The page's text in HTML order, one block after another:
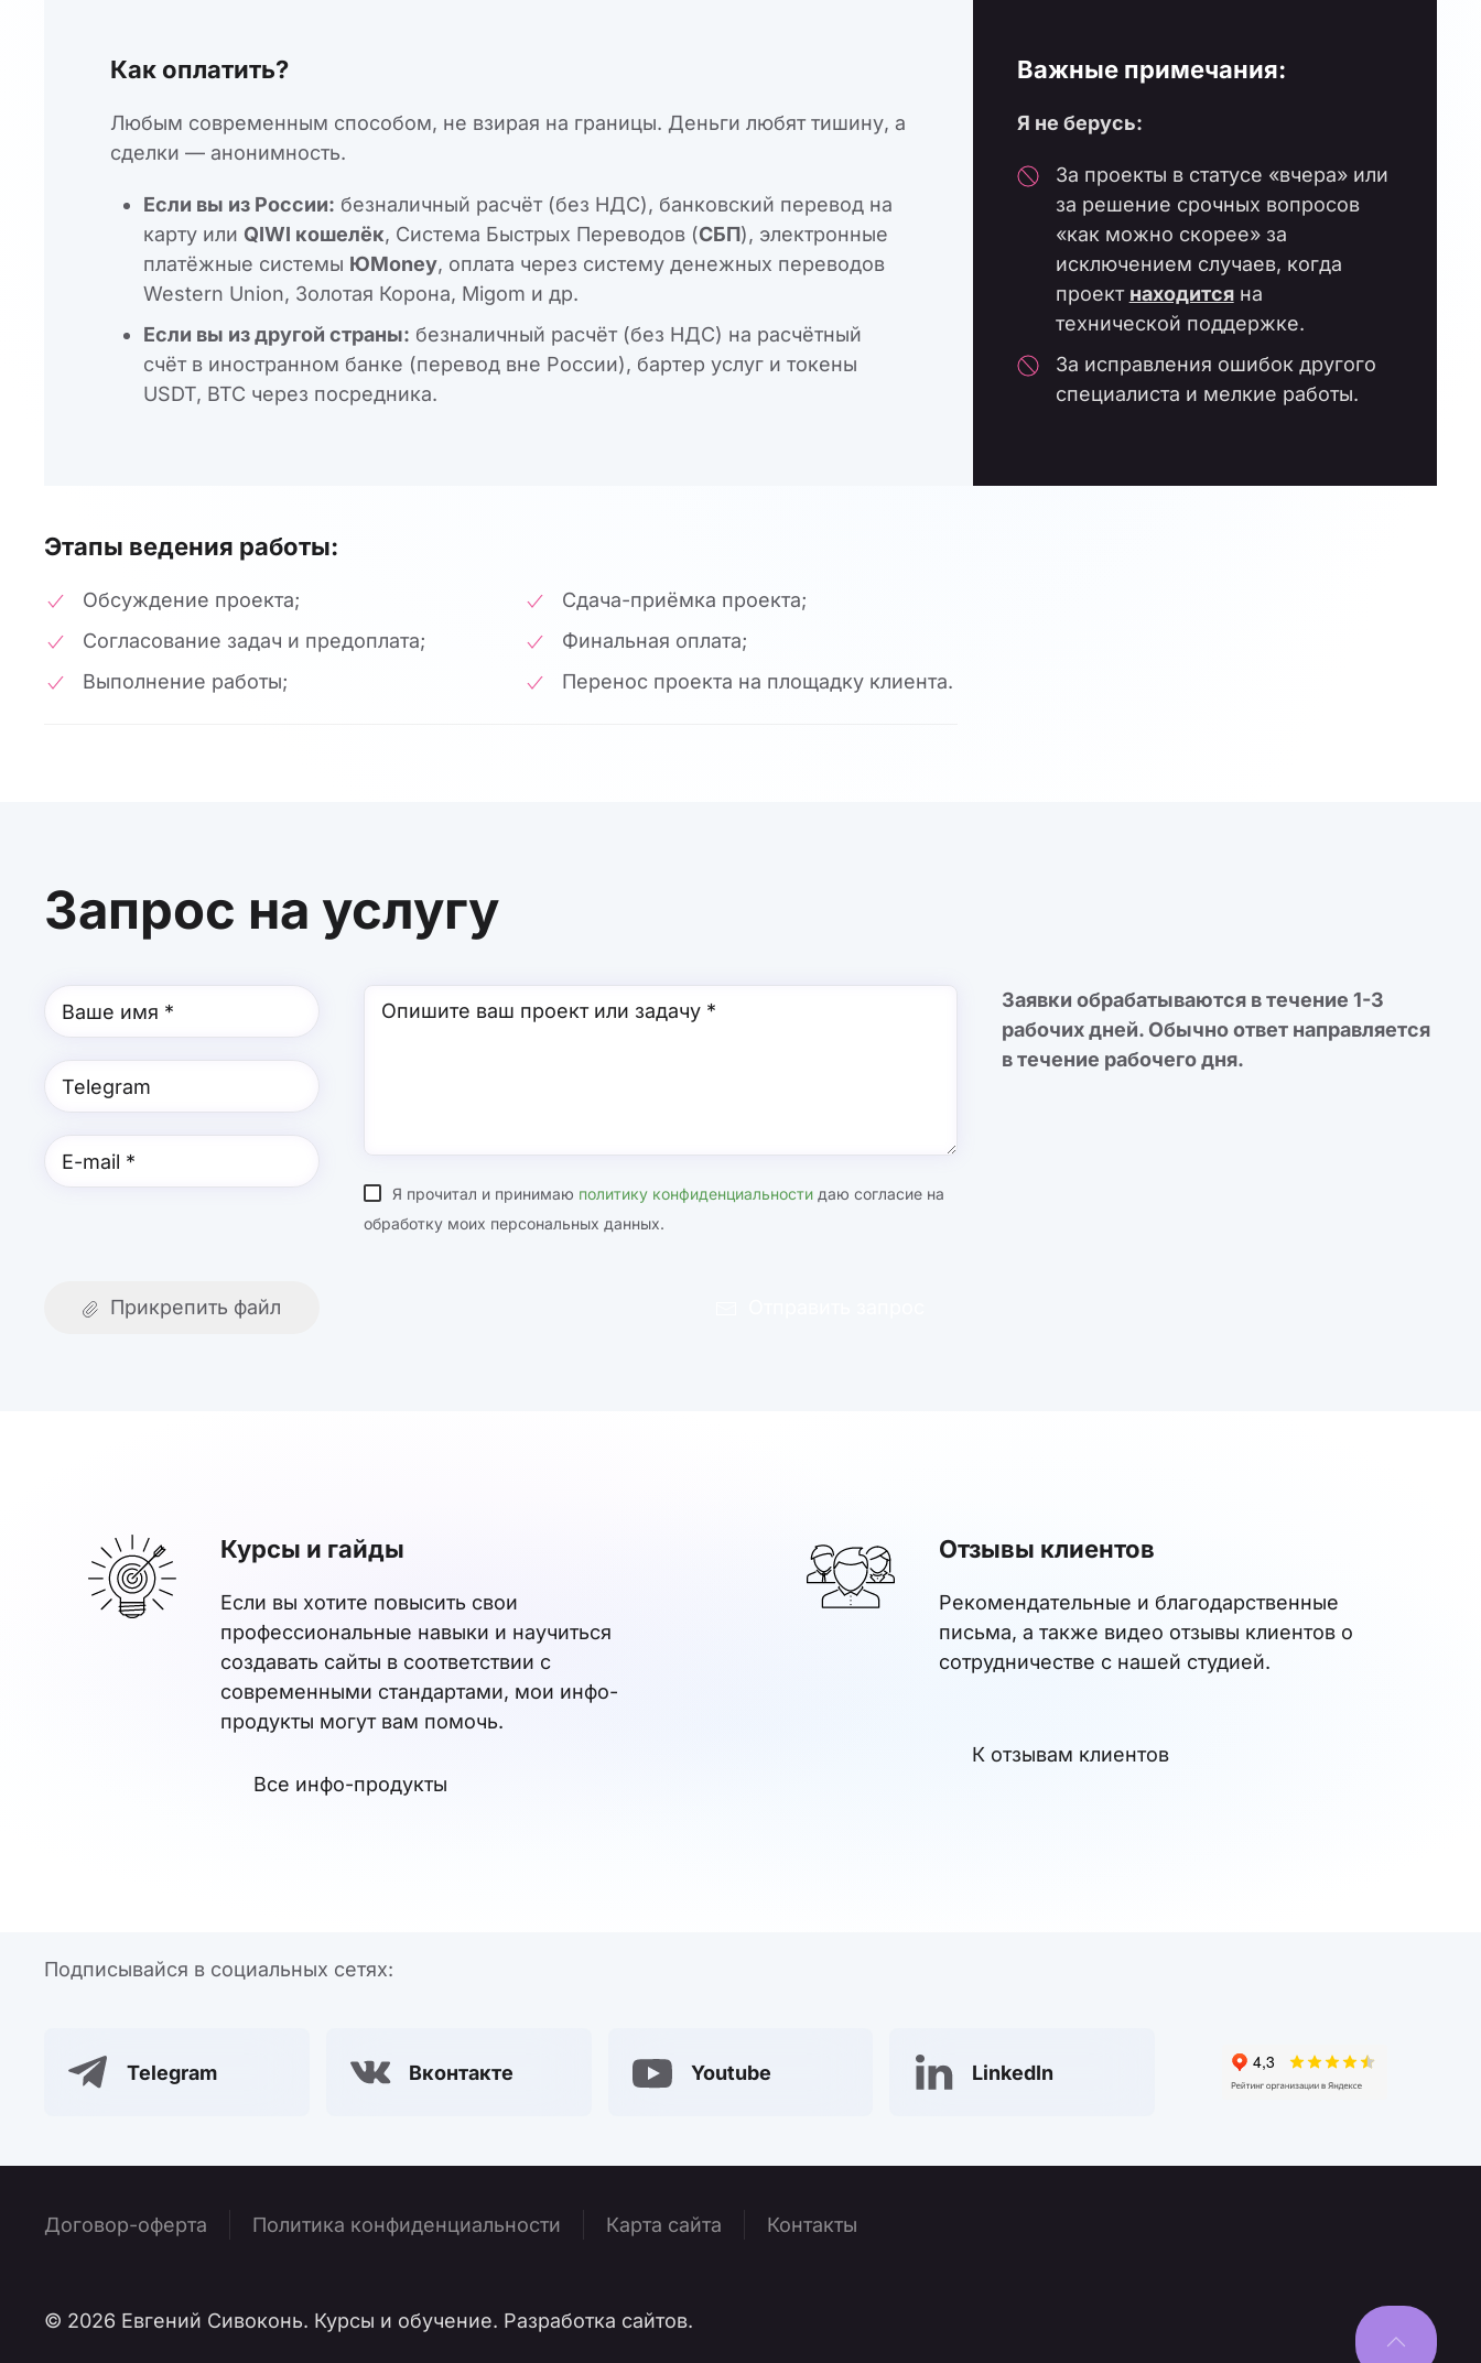
Как оплатить?
Любым современным способом, не взирая на границы. Деньги любят тишину, а
сделки — анонимность.
Если вы из России: безналичный расчёт (без НДС), банковский перевод на
карту или QIWI кошелёк, Система Быстрых Переводов (СБП), электронные
платёжные системы ЮMoney, оплата через систему денежных переводов
Western Union, Золотая Корона, Migom и др.
Если вы из другой страны: безналичный расчёт (без НДС) на расчётный
счёт в иностранном банке (перевод вне России), бартер услуг и токены
USDT, BTC через посредника.
Важные примечания:
Я не берусь:
За проекты в статусе «вчера» или
за решение срочных вопросов
«как можно скорее» за
исключением случаев, когда
проект находитсяна
технической поддержке.
За исправления ошибок другого
специалиста и мелкие работы.
Этапы ведения работы:
Обсуждение проекта;
Согласование задач и предоплата;
Выполнение работы;
Сдача-приёмка проекта;
Финальная оплата;
Перенос проекта на площадку клиента.
Запрос на услугу
Я прочитал и принимаю политику конфиденциальностидаю согласие на
обработку моих персональных данных.
Прикрепить файл
Заявки обрабатываются в течение 1-3
рабочих дней. Обычно ответ направляется
в течение рабочего дня.
Курсы и гайды
Если вы хотите повысить свои
профессиональные навыки и научиться
создавать сайты в соответствии с
современными стандартами, мои инфо-
продукты могут вам помочь.
Все инфо-продукты
Отзывы клиентов
Рекомендательные и благодарственные
письма, а также видео отзывы клиентов о
сотрудничестве с нашей студией.
К отзывам клиентов
Подписывайся в социальных сетях:
Telegram Вконтакте Youtube LinkedIn
Договор-оферта Политика конфиденциальности Карта сайта Контакты
© 2026 Евгений Сивоконь. Курсы и обучение. Разработка сайтов.